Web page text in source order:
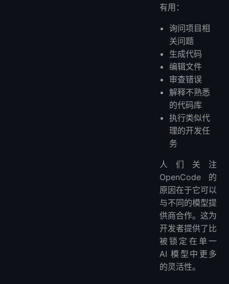
有用：
询问项目相
关问题
生成代码
编辑文件
审查错误
解释不熟悉
的代码库
执行类似代
理的开发任
务
人们关注
OpenCode 的
原因在于它可以
与不同的模型提
供商合作。这为
开发者提供了比
被锁定在单一
AI 模型中更多
的灵活性。